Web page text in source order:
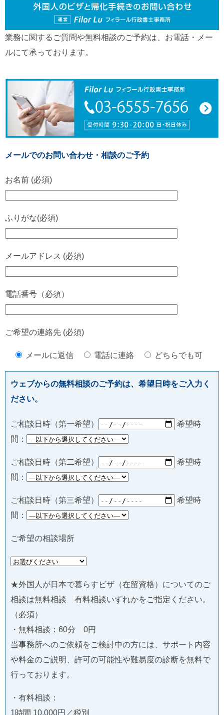
業務に関するご質問や無料相談のご予約は、お電話・メー
ルにて承っております。
メールでのお問い合わせ・相談のご予約
お名前 (必須)
ふりがな(必須)
メールアドレス (必須)
電話番号（必須）
ご希望の連絡先 (必須)
メールに返信 電話に連絡 どちらでも可
ウェブからの無料相談のご予約は、希望日時をご入力く
ださい。
ご相談日時（第一希望）
希望時
間：
ご相談日時（第二希望）
希望時
間：
ご相談日時（第三希望）
希望時
間：
ご希望の相談場所
★外国人が日本で暮らすビザ（在留資格）についてのご
相談は無料相談 有料相談いずれかをご指定ください。
（必須）
・無料相談：60分 0円
当事務所へのご依頼をご検討中の方には、サポート内容
や料金のご説明、許可の可能性や難易度の診断を無料で
行っております。
・有料相談：
1時間 10,000円／税別